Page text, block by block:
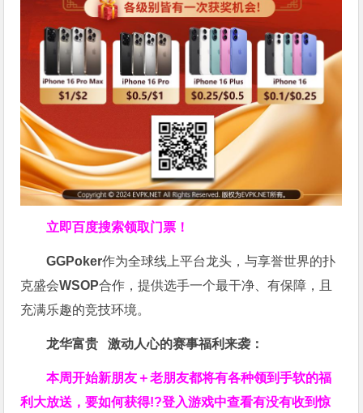
立即百度搜索领取门票！
GGPoker作为全球线上平台龙头，与享誉世界的扑
克盛会WSOP合作，提供选手一个最干净、有保障，且
充满乐趣的竞技环境。
龙华富贵 激动人心的赛事福利来袭：
本周开始新朋友＋老朋友都将有各种领到手软的福
利大放送，要如何获得!?登入游戏中查看有没有收到惊